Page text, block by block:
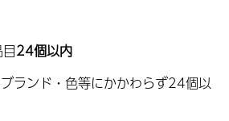
24個以内
ランド・色等にかかわらず24個以